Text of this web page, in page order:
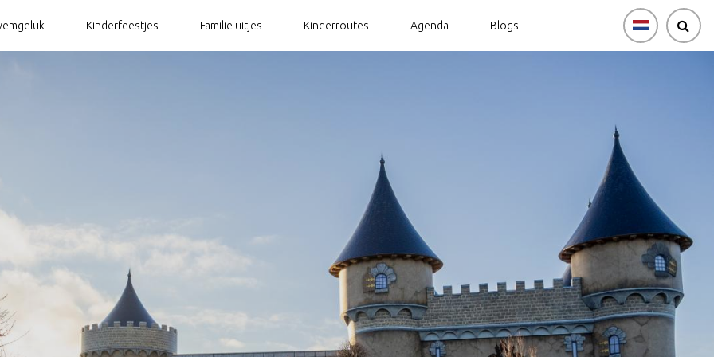
Kinderfeestjes Familie uitjes Kinderroutes Agenda Blogs